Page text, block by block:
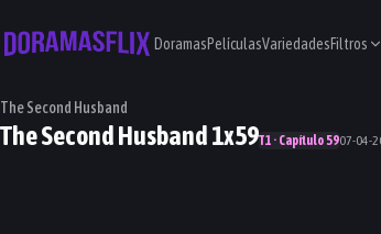
DoramasPelículasVariedadesFiltros
The Second Husband
The Second Husband 1x59T1 · Capítulo 5907-04-